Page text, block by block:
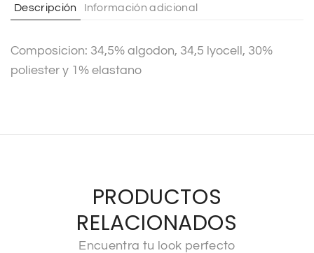
i
e
:
Descripción Información adicional
Composicion: 34,5% algodon, 34,5 lyocell, 30%
poliester y 1% elastano
PRODUCTOS
RELACIONADOS
Encuentra tu look perfecto